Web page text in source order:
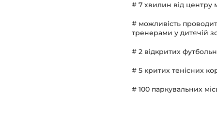
# 7 хвилин від центру
# можливість
тренерами у дитячій
# 2 відкритих
# 5 критих тенісних
# 100 паркувальних